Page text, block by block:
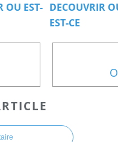
OU EST- DECOUVRIR
EST-CE